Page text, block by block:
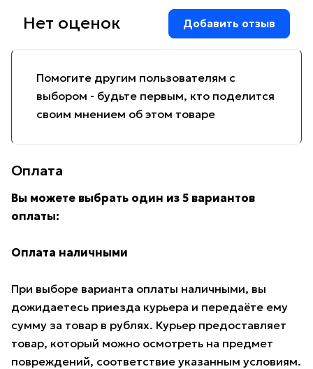
Помогите другим пользователям с
выбором - будьте первым, кто поделится
своим мнением об этом товаре
Нет оценок Добавить отзыв
Оплата
Вы можете выбрать один из 5 вариантов
оплаты:
Оплата наличными
При выборе варианта оплаты наличными, вы
дожидаетесь приезда курьера и передаёте ему
сумму за товар в рублях. Курьер предоставляет
товар, который можно осмотреть на предмет
повреждений, соответствие указанным условиям.